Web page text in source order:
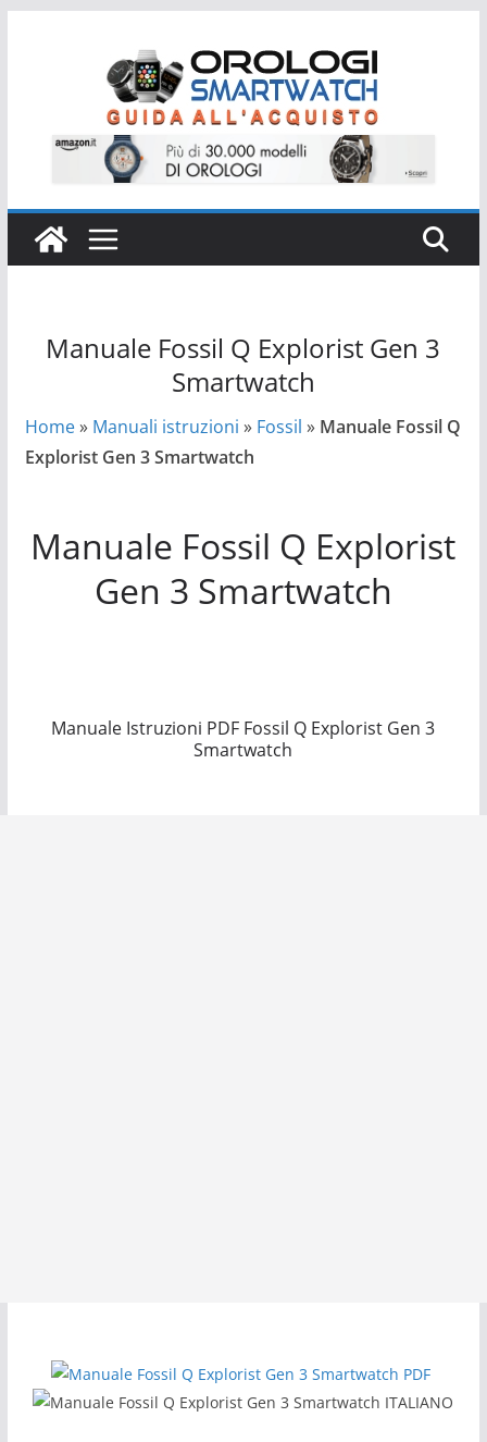
Manuale Fossil Q Explorist Gen 3
Smartwatch
Home» Manuali istruzioni » Fossil » Manuale Fossil Q
Explorist Gen 3 Smartwatch
Manuale Fossil Q Explorist
Gen 3 Smartwatch
Manuale Istruzioni PDF Fossil Q Explorist Gen 3
Smartwatch